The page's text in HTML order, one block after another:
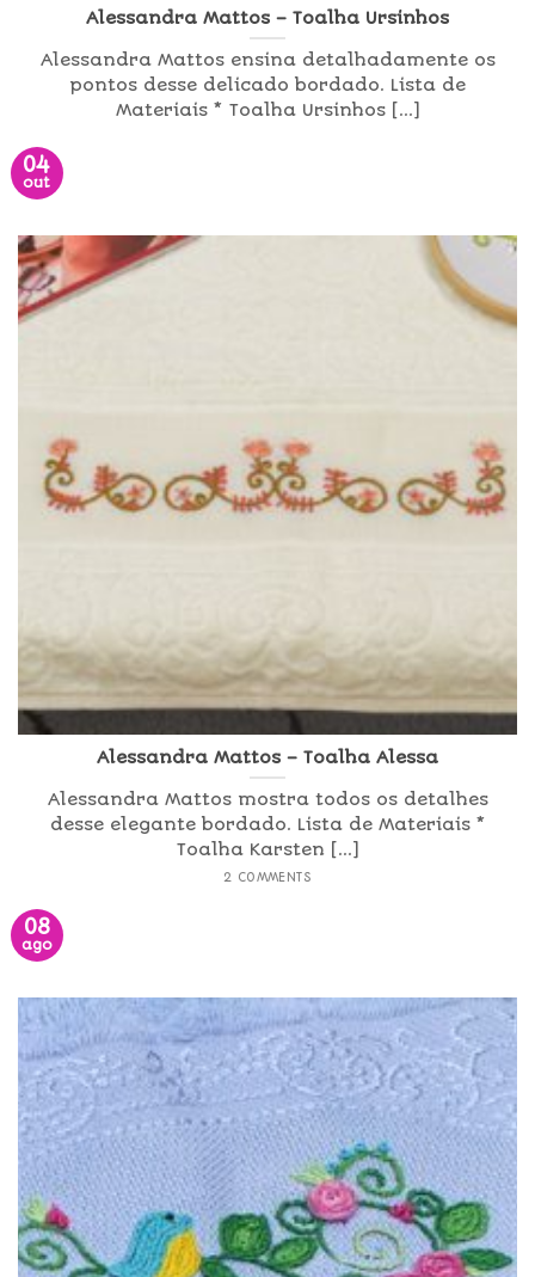
Alessandra Mattos – Toalha Ursinhos
Alessandra Mattos ensina detalhadamente os
pontos desse delicado bordado. Lista de
Materiais * Toalha Ursinhos [...]
04
out
Alessandra Mattos – Toalha Alessa
Alessandra Mattos mostra todos os detalhes
desse elegante bordado. Lista de Materiais *
Toalha Karsten [...]
2 COMMENTS
08
ago